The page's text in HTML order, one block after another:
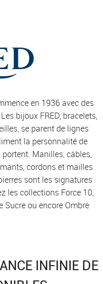
en 1936 avec des
bijoux FRED, bracelets,
se parent de lignes
la personnalité de
Manilles, câbles,
cordons et mailles
sont les signatures
les collections Force 10,
Sucre ou encore Ombre
INFINIE DE